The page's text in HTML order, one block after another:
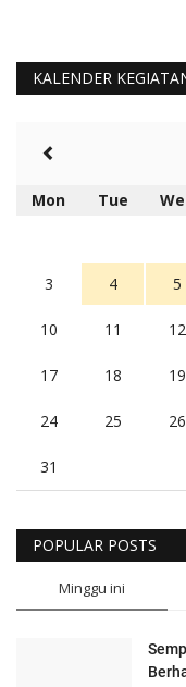
KALENDER
Mon Tue
3 4 5
10 11 12
17 18 19
24 25 26
31
POPULAR POSTS
Minggu ini